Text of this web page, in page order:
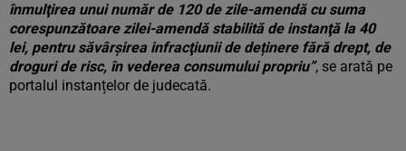
înmulţirea unui număr de 120 de zile-amendă cu suma
corespunzătoare zilei-amendă stabilită de instanţă la 40
lei, pentru săvârşirea infracţiunii de deținere fără drept, de
droguri de risc, în vederea consumului propriu”, se arată pe
portalul instanțelor de judecată.